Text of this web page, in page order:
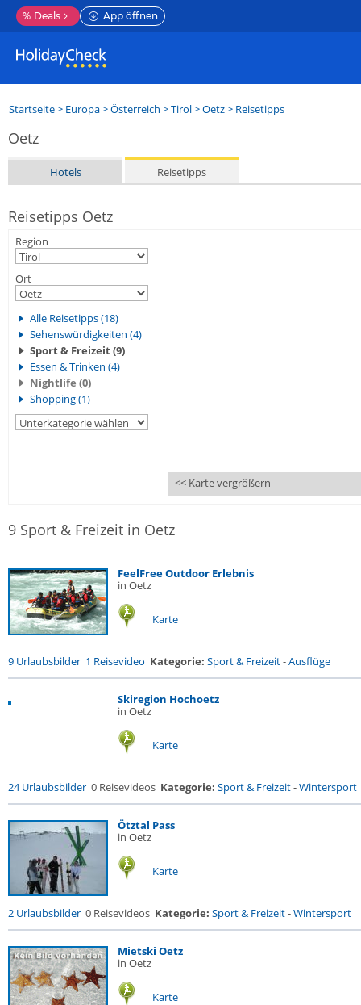
% Deals App öffnen
Startseite> Europa>Österreich >Tirol>Oetz> Reisetipps
Oetz
Hotels Reisetipps
Reisetipps Oetz
Region
Ort
Alle Reisetipps (18)
Sehenswürdigkeiten (4)
Sport & Freizeit (9)
Essen & Trinken (4)
Nightlife (0)
Shopping (1)
<< Karte vergrößern
9 Sport & Freizeit in Oetz
FeelFree Outdoor Erlebnis
in Oetz
Karte
9 Urlaubsbilder 1 Reisevideo Kategorie: Sport & Freizeit-Ausflüge
Skiregion Hochoetz
in Oetz
Karte
24 Urlaubsbilder 0 Reisevideos Kategorie: Sport & Freizeit-Wintersport
Ötztal Pass
in Oetz
Karte
2 Urlaubsbilder 0 Reisevideos Kategorie: Sport & Freizeit-Wintersport
Mietski Oetz
in Oetz
Karte